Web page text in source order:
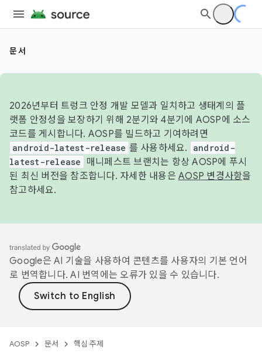
문서
2026년부터 트렁크 안정 개발 모델과 일치하고 생태계의 플
랫폼 안정성을 보장하기 위해 2분기와 4분기에 AOSP에 소스
코드를 게시합니다. AOSP를 빌드하고 기여하려면
android-latest-release 를 사용하세요.
android-
latest-release
매니페스트 브랜치는 항상 AOSP에 푸시
된 최신 버전을 참조합니다. 자세한 내용은 AOSP 변경사항을
참고하세요.
Google은 AI 기술을 사용하여 콘텐츠를 사용자의 기본 언어
로 번역합니다. AI 번역에는 오류가 있을 수 있습니다.
AOSP 문서 핵심 주제